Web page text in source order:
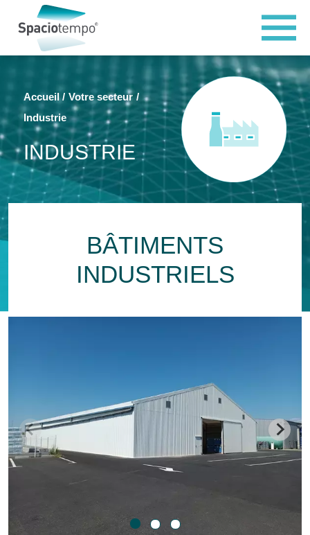
Accueil
Votre secteur
Industrie
INDUSTRIE
BÂTIMENTS
INDUSTRIELS
Panneau de gestion des cookies